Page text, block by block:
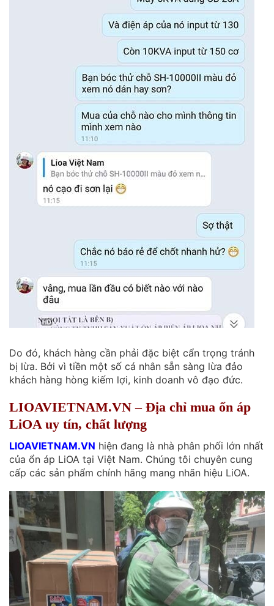
Do đó, khách hàng cần phải đặc biệt cẩn trọng tránh
bị lừa. Bởi vì tiền một số cá nhân sẵn sàng lừa đảo
khách hàng hòng kiếm lợi, kinh doanh vô đạo đức.
LIOAVIETNAM.VN – Địa chỉ mua ổn áp
LiOA uy tín, chất lượng
LIOAVIETNAM.VN hiện đang là nhà phân phối lớn nhất
của ổn áp LiOA tại Việt Nam. Chúng tôi chuyên cung
cấp các sản phẩm chính hãng mang nhãn hiệu LiOA.